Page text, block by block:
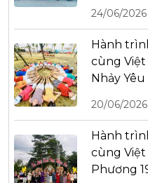
24/06/2026
Hành
cùng Việt
Nhảy
20/06/2026
Hành
cùng Việt
Phương